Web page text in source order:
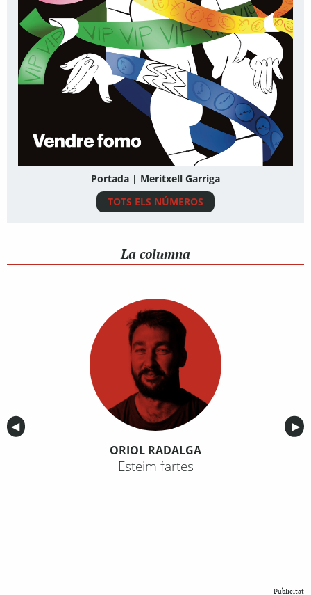
Portada | Meritxell Garriga
TOTS ELS NÚMEROS
La columna
Anterior
◀︎ ▶︎
ORIOL RADALGA
Esteim fartes
Publicitat